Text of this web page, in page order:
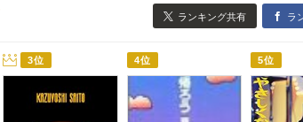
ランキング共有 ラ
3位 4位 5位